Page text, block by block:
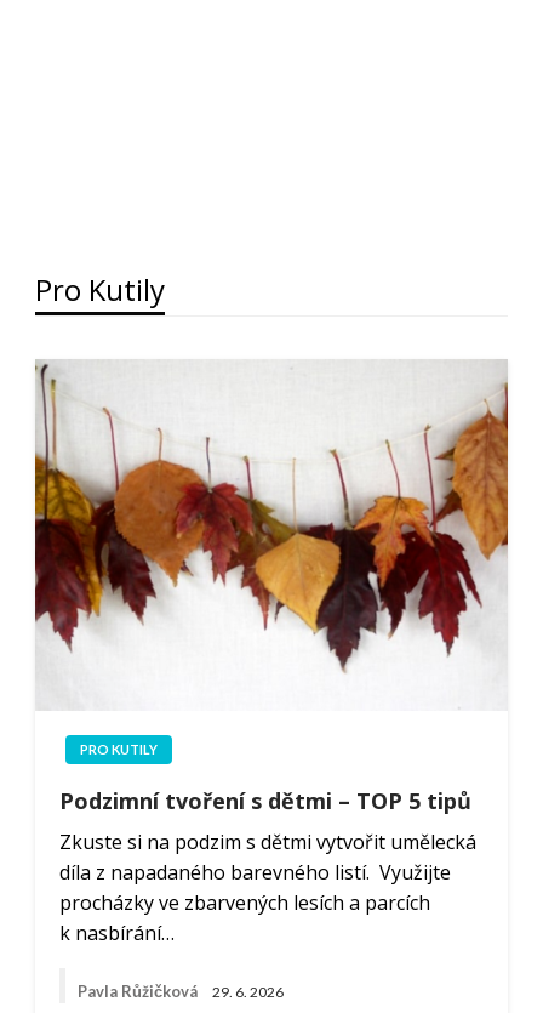
Pro Kutily
PRO KUTILY
Podzimní tvoření s dětmi – TOP 5 tipů
Zkuste si na podzim s dětmi vytvořit umělecká
díla z napadaného barevného listí. Využijte
procházky ve zbarvených lesích a parcích
k nasbírání…
Pavla Růžičková 29. 6. 2026